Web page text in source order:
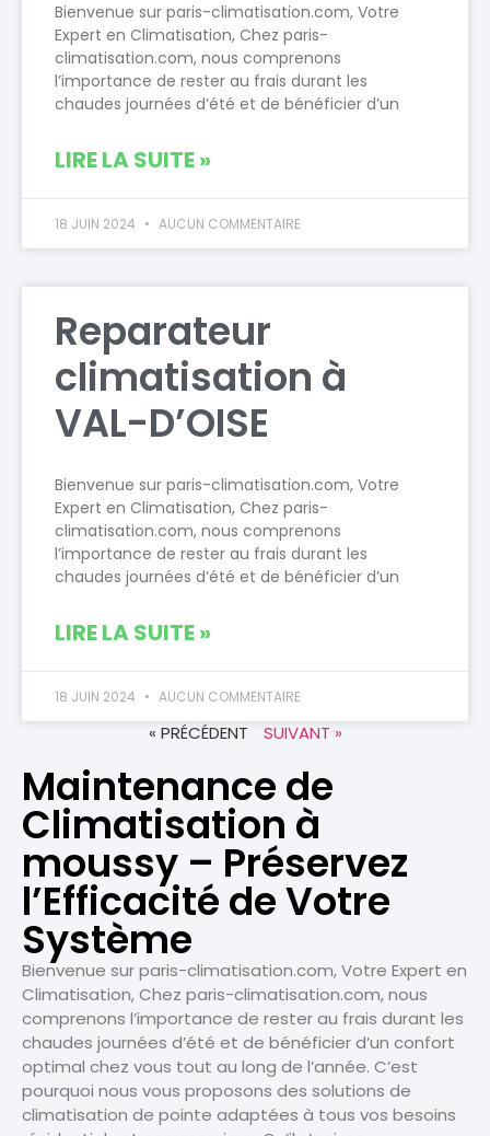
Bienvenue sur paris-climatisation.com, Votre
Expert en Climatisation, Chez paris-
climatisation.com, nous comprenons
l’importance de rester au frais durant les
chaudes journées d’été et de bénéficier d’un
LIRE LA SUITE »
18 JUIN 2024 AUCUN COMMENTAIRE
Reparateur
climatisation à
VAL-D’OISE
Bienvenue sur paris-climatisation.com, Votre
Expert en Climatisation, Chez paris-
climatisation.com, nous comprenons
l’importance de rester au frais durant les
chaudes journées d’été et de bénéficier d’un
LIRE LA SUITE »
18 JUIN 2024 AUCUN COMMENTAIRE
« PRÉCÉDENT SUIVANT »
Maintenance de
Climatisation à
moussy – Préservez
l’Efficacité de Votre
Système
Bienvenue sur paris-climatisation.com, Votre Expert en
Climatisation, Chez paris-climatisation.com, nous
comprenons l’importance de rester au frais durant les
chaudes journées d’été et de bénéficier d’un confort
optimal chez vous tout au long de l’année. C’est
pourquoi nous vous proposons des solutions de
climatisation de pointe adaptées à tous vos besoins